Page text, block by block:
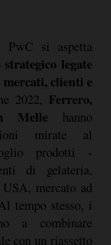
PwC si aspetta
legate
clienti e
2022, Ferrero,
Melle hanno
mirate al
prodotti -
di gelateria,
mercato ad
tempo stesso, i
a combinare
con un riassetto